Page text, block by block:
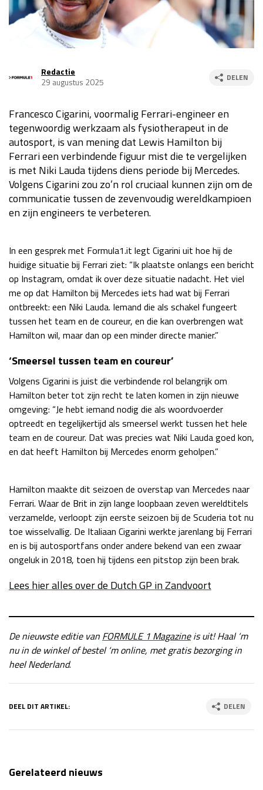
Race
za 13:00 - 15:00
Kwalificatie
za 23:00 - 00:00
Race
zo 21:00 - 23:00
GP MEXICO 2026 30 okt - 01 nov
Kwalificatie
za 22:00 - 23:00
Race
zo 21:00 - 23:00
Kwalificatie
za 19:00 - 20:00
Race
zo 18:00 - 20:00
LAS VEGAS GRAND PRIX 2026 20 - 22 nov
Kwalificatie
za 05:00 - 06:00
Race
zo 05:00 - 07:00
GP QATAR 2026 27 - 29 nov
Kwalificatie
za 19:00 - 20:00
GP ABU DHABI 2026 04 - 06 dec
Race
Redactie
29 augustus 2025
DELEN
Francesco Cigarini, voormalig Ferrari-engineer en
tegenwoordig werkzaam als fysiotherapeut in de
autosport, is van mening dat Lewis Hamilton bij
Ferrari een verbindende figuur mist die te vergelijken
is met Niki Lauda tijdens diens periode bij Mercedes.
Volgens Cigarini zou zo’n rol cruciaal kunnen zijn om de
communicatie tussen de zevenvoudig wereldkampioen
en zijn engineers te verbeteren.
In een gesprek met Formula1.it legt Cigarini uit hoe hij de
huidige situatie bij Ferrari ziet: “Ik plaatste onlangs een bericht
op Instagram, omdat ik over deze situatie nadacht. Het viel
me op dat Hamilton bij Mercedes iets had wat bij Ferrari
ontbreekt: een Niki Lauda. Iemand die als schakel fungeert
tussen het team en de coureur, en die kan overbrengen wat
Hamilton wil, maar dan op een minder directe manier.”
‘Smeersel tussen team en coureur’
Volgens Cigarini is juist die verbindende rol belangrijk om
Hamilton beter tot zijn recht te laten komen in zijn nieuwe
omgeving: “Je hebt iemand nodig die als woordvoerder
optreedt en tegelijkertijd als smeersel werkt tussen het hele
team en de coureur. Dat was precies wat Niki Lauda goed kon,
en dat heeft Hamilton bij Mercedes enorm geholpen.”
Hamilton maakte dit seizoen de overstap van Mercedes naar
Ferrari. Waar de Brit in zijn lange loopbaan zeven wereldtitels
verzamelde, verloopt zijn eerste seizoen bij de Scuderia tot nu
toe wisselvallig. De Italiaan Cigarini werkte jarenlang bij Ferrari
en is bij autosportfans onder andere bekend van een zwaar
ongeluk in 2018, toen hij tijdens een pitstop zijn been brak.
Lees hier alles over de Dutch GP in Zandvoort
De nieuwste editie van FORMULE 1 Magazineis uit! Haal ‘m
nu in de winkel of bestel ‘m online, met gratis bezorging in
heel Nederland.
DEEL DIT ARTIKEL: DELEN
Gerelateerd nieuws